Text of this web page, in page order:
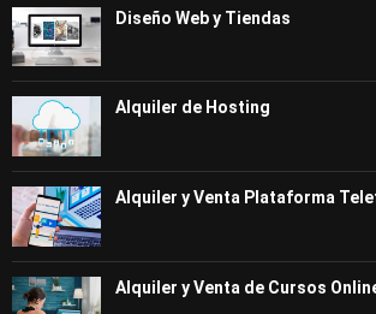
Diseño Web y Tiendas
Alquiler de Hosting
Alquiler y Venta Plataforma
Alquiler y Venta de Cursos